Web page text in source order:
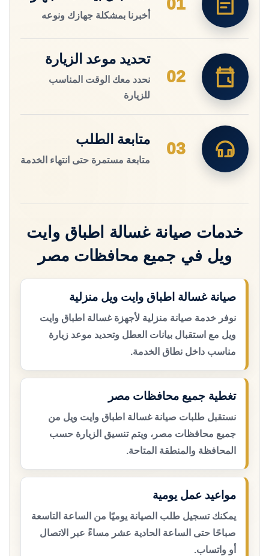
01
أخبرنا بمشكلة جهازك ونوعه
02
تحديد موعد الزيارة
نحدد معك الوقت المناسب
للزيارة
03
متابعة الطلب
متابعة مستمرة حتى انتهاء الخدمة
خدمات صيانة غسالة اطباق وايت
ويل في جميع محافظات مصر
صيانة غسالة اطباق وايت ويل منزلية
نوفر خدمة صيانة منزلية لأجهزة غسالة اطباق وايت
ويل مع استقبال بيانات العطل وتحديد موعد زيارة
مناسب داخل نطاق الخدمة.
تغطية جميع محافظات مصر
نستقبل طلبات صيانة غسالة اطباق وايت ويل من
جميع محافظات مصر، ويتم تنسيق الزيارة حسب
المحافظة والمنطقة المتاحة.
مواعيد عمل يومية
يمكنك تسجيل طلب الصيانة يوميًا من الساعة التاسعة
صباحًا حتى الساعة الحادية عشر مساءً عبر الاتصال
أو واتساب.